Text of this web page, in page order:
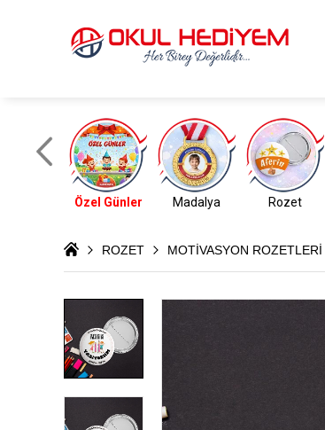
Özel Günler Madalya Rozet
ROZET MOTİVASYON ROZETLERİ